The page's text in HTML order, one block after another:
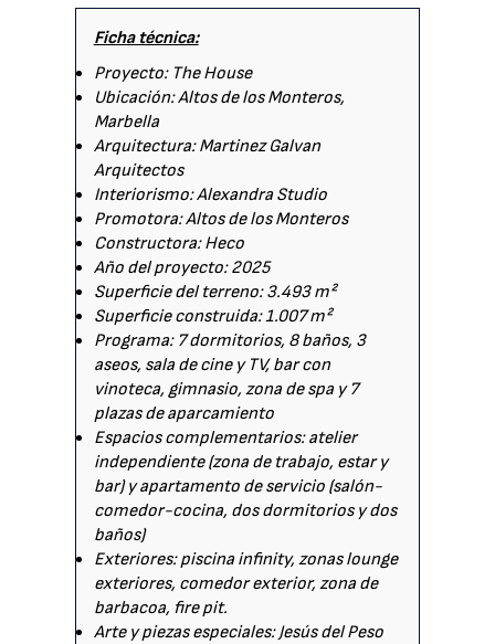
Ficha técnica:
Proyecto: The House
Ubicación: Altos de los Monteros,
Marbella
Arquitectura: Martinez Galvan
Arquitectos
Interiorismo: Alexandra Studio
Promotora: Altos de los Monteros
Constructora: Heco
Año del proyecto: 2025
Superficie del terreno: 3.493 m²
Superficie construida: 1.007 m²
Programa: 7 dormitorios, 8 baños, 3
aseos, sala de cine y TV, bar con
vinoteca, gimnasio, zona de spa y 7
plazas de aparcamiento
Espacios complementarios: atelier
independiente (zona de trabajo, estar y
bar) y apartamento de servicio (salón-
comedor-cocina, dos dormitorios y dos
baños)
Exteriores: piscina infinity, zonas lounge
exteriores, comedor exterior, zona de
barbacoa, fire pit.
Arte y piezas especiales: Jesús del Peso